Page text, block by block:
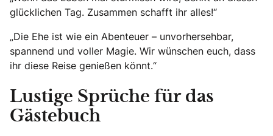
glücklichen Tag. Zusammen schafft ihr alles!“
„Die Ehe ist wie ein Abenteuer – unvorhersehbar,
spannend und voller Magie. Wir wünschen euch, dass
ihr diese Reise genießen könnt.“
Lustige Sprüche für das
Gästebuch